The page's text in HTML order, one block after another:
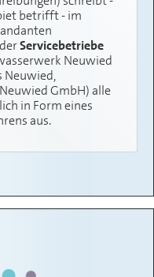
betrifft - im
Servicebetriebe
Neuwied
Neuwied,
GmbH) alle
in Form eines
aus.